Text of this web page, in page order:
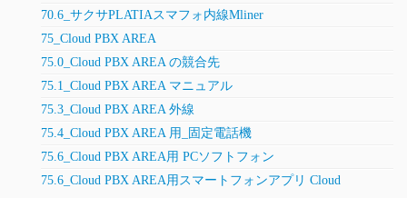
70.6_サクサPLATIAスマフォ内線Mliner
75_Cloud PBX AREA
75.0_Cloud PBX AREA の競合先
75.1_Cloud PBX AREA マニュアル
75.3_Cloud PBX AREA 外線
75.4_Cloud PBX AREA 用_固定電話機
75.6_Cloud PBX AREA用 PCソフトフォン
75.6_Cloud PBX AREA用スマートフォンアプリ Cloud